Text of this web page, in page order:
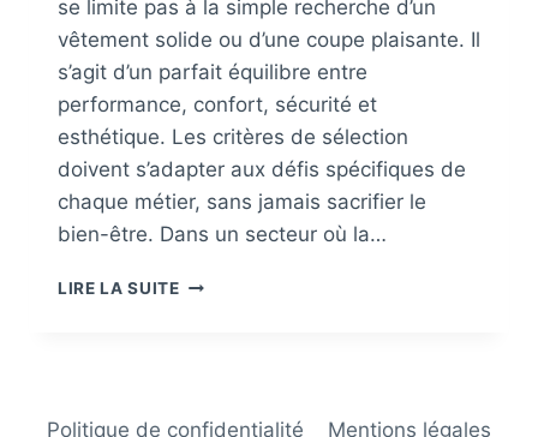
se limite pas à la simple recherche d’un
vêtement solide ou d’une coupe plaisante. Il
s’agit d’un parfait équilibre entre
performance, confort, sécurité et
esthétique. Les critères de sélection
doivent s’adapter aux défis spécifiques de
chaque métier, sans jamais sacrifier le
bien-être. Dans un secteur où la…
LIRE LA SUITEQUELS
Politique de confidentialité Mentions légales